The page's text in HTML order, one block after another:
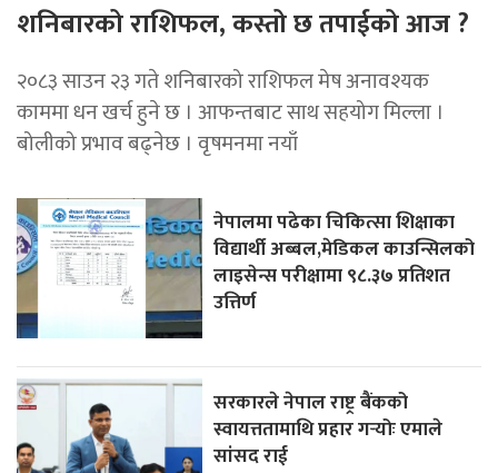
शनिबारको राशिफल, कस्तो छ तपाईको आज ?
२०८३ साउन २३ गते शनिबारको राशिफल मेष अनावश्यक
काममा धन खर्च हुने छ । आफन्तबाट साथ सहयोग मिल्ला ।
बोलीको प्रभाव बढ्नेछ । वृषमनमा नयाँ
नेपालमा पढेका चिकित्सा शिक्षाका
विद्यार्थी अब्बल,मेडिकल काउन्सिलको
लाइसेन्स परीक्षामा ९८.३७ प्रतिशत
उत्तिर्ण
सरकारले नेपाल राष्ट्र बैंकको
स्वायत्ततामाथि प्रहार गर्‍योः एमाले
सांसद राई